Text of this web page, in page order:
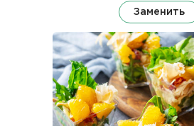
Заменить